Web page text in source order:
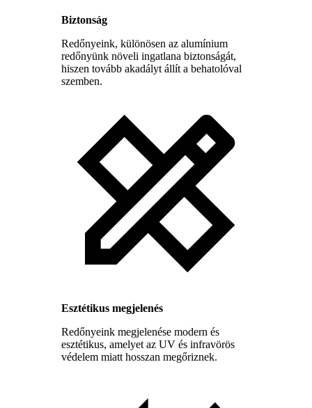
Biztonság
Redőnyeink, különösen az alumínium
redőnyünk növeli ingatlana biztonságát,
hiszen tovább akadályt állít a behatolóval
szemben.
Esztétikus megjelenés
Redőnyeink megjelenése modern és
esztétikus, amelyet az UV és infravörös
védelem miatt hosszan megőriznek.